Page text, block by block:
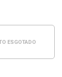
ESGOTADO